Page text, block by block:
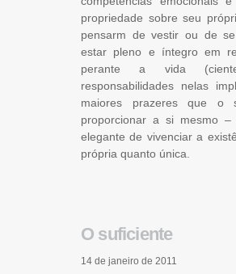
propriedade sobre seu
pensarm de vestir ou de
estar pleno e íntegro em
perante a vida
responsabilidades nelas
maiores prazeres que o
proporcionar a si mesmo
elegante de vivenciar a
própria quanto única.
O suficiente
14 de janeiro de 2011